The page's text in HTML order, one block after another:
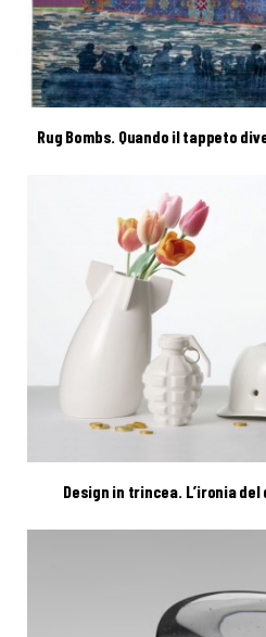
Rug Bombs. Quando il tappeto
Design in trincea. L’ironia